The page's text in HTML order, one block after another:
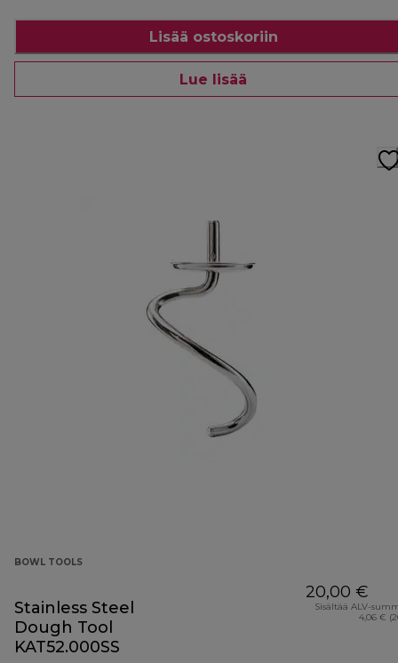
Lisää ostoskoriin
Lue lisää
BOWL TOOLS
Stainless Steel
Dough Tool
KAT52.000SS
20,00 €
Sisältää ALV-
4,06 €